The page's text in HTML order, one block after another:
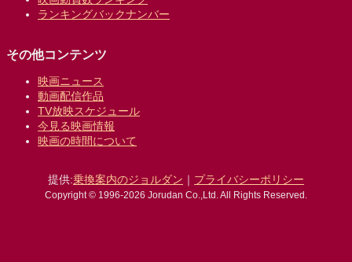
ランキングバックナンバー
その他コンテンツ
映画ニュース
動画配信作品
TV放映スケジュール
今見る映画情報
映画の時間について
提供:乗換案内のジョルダン ｜ プライバシーポリシー
Copyright © 1996-2026 Jorudan Co.,Ltd. All Rights Reserved.